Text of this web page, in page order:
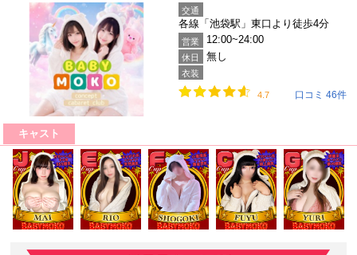
交通
各線「池袋駅」東口より徒歩4分
営業 12:00~24:00
休日 無し
衣装
4.7 口コミ 46件
キャスト